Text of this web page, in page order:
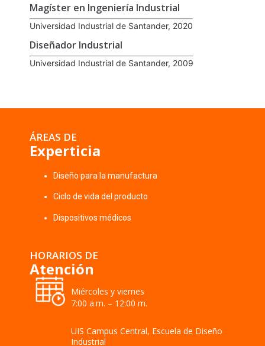
Magíster en Ingeniería Industrial
Universidad Industrial de Santander, 2020
Diseñador Industrial
Universidad Industrial de Santander, 2009
ÁREAS DE
Experticia
Diseño para la manufactura
Ciclo de vida del producto
Dispositivos médicos
HORARIOS DE
Atención
Miércoles y viernes
7:00 a.m. – 12:00 m.
UIS Campus Central, Escuela de Diseño
Industrial